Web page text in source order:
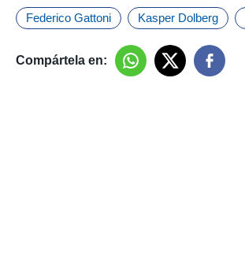
Federico Gattoni Kasper Dolberg
Compártela en: